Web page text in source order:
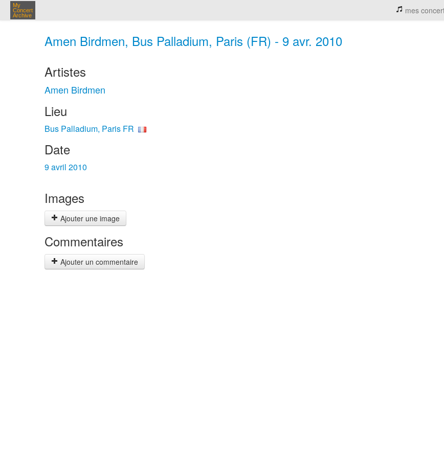
My
Concert
Archive
mes
Amen Birdmen, Bus Palladium, Paris (FR) - 9 avr. 2010
Artistes
Amen Birdmen
Lieu
Bus Palladium, Paris FR
Date
9 avril 2010
Images
Ajouter une image
Commentaires
Ajouter un commentaire